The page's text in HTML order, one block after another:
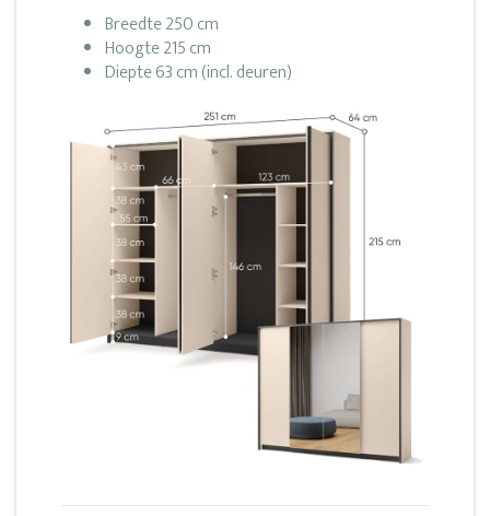
Breedte 250 cm
Hoogte 215 cm
Diepte 63 cm (incl. deuren)